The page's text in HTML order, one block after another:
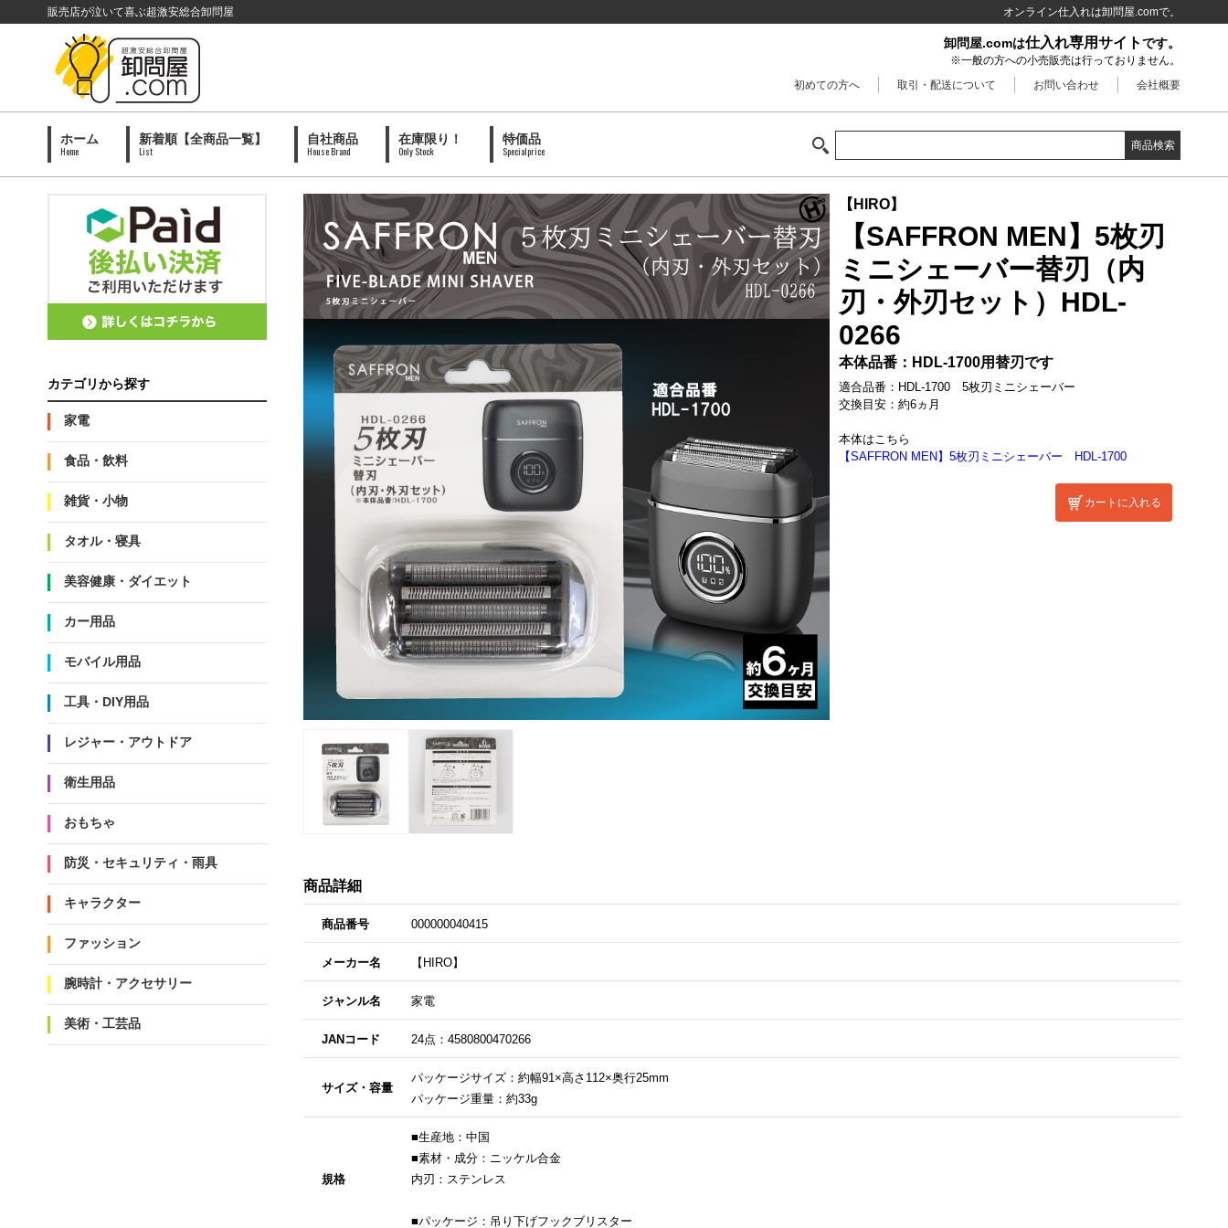
販売店が泣いて喜ぶ超激安総合卸問屋 オンライン仕入れは卸問屋.comで。
卸問屋.comは仕入れ専用サイトです。
※一般の方への小売販売は行っておりません。
初めての方へ
取引・配送について お問い合わせ 会社概要
ホーム
Home
新着順【全商品一覧】
List
自社商品
House Brand
在庫限り！
Only Stock
特価品
Specialprice 商品検索
【HIRO】
【SAFFRON MEN】5枚刃
ミニシェーバー替刃（内
刃・外刃セット）HDL-
0266
本体品番：HDL-1700用替刃です
適合品番：HDL-1700 5枚刃ミニシェーバー
交換目安：約6ヵ月
本体はこちら
【SAFFRON MEN】5枚刃ミニシェーバー HDL-1700
カートに入れる
商品詳細
商品番号 000000040415
メーカー名 【HIRO】
ジャンル名 家電
JANコード 24点：4580800470266
サイズ・容量
パッケージサイズ：約幅91×高さ112×奥行25mm
パッケージ重量：約33g
規格
■生産地：中国
■素材・成分：ニッケル合金
内刃：ステンレス
■パッケージ：吊り下げフックブリスター
カテゴリから探す
家電
食品・飲料
雑貨・小物
タオル・寝具
美容健康・ダイエット
カー用品
モバイル用品
工具・DIY用品
レジャー・アウトドア
衛生用品
おもちゃ
防災・セキュリティ・雨具
キャラクター
ファッション
腕時計・アクセサリー
美術・工芸品